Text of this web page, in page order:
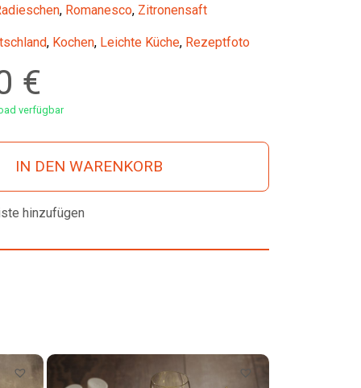
, Romanesco, Zitronensaft
, Kochen, Leichte Küche, Rezeptfoto
€
verfügbar
IN DEN WARENKORB
hinzufügen